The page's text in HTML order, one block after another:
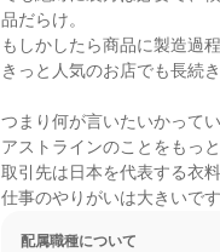
品だらけ。
もしかしたら商品に製造過
きっと人気のお店でも長続き
つまり何が言いたいかって
アストラインのことをもっ
取引先は日本を代表する衣
仕事のやりがいは大きいです
配属職種について